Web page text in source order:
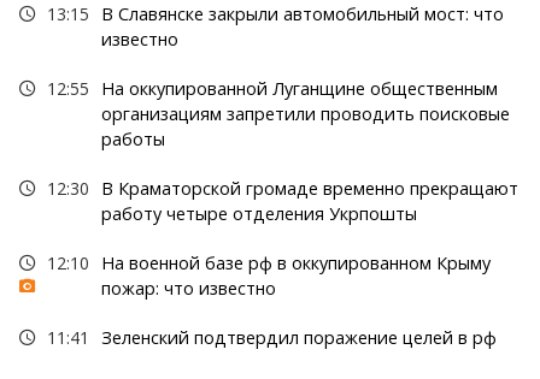
13:15
В Славянске закрыли автомобильный мост: что
известно
12:55
На оккупированной Луганщине общественным
организациям запретили проводить поисковые
работы
12:30
В Краматорской громаде временно прекращают
работу четыре отделения Укрпошты
12:10
На военной базе рф в оккупированном Крыму
пожар: что известно
11:41 Зеленский подтвердил поражение целей в рф